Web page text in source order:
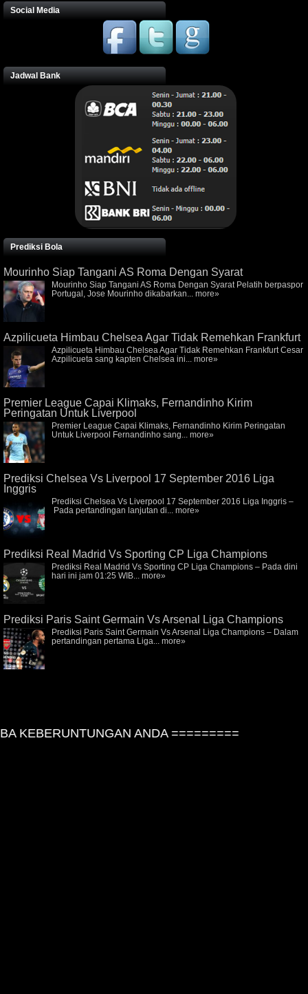
Social Media
Jadwal Bank
Prediksi Bola
Mourinho Siap Tangani AS Roma Dengan Syarat
Mourinho Siap Tangani AS Roma Dengan Syarat Pelatih berpaspor
Portugal, Jose Mourinho dikabarkan... more»
Azpilicueta Himbau Chelsea Agar Tidak Remehkan Frankfurt
Azpilicueta Himbau Chelsea Agar Tidak Remehkan Frankfurt Cesar
Azpilicueta sang kapten Chelsea ini... more»
Premier League Capai Klimaks, Fernandinho Kirim
Peringatan Untuk Liverpool
Premier League Capai Klimaks, Fernandinho Kirim Peringatan
Untuk Liverpool Fernandinho sang... more»
Prediksi Chelsea Vs Liverpool 17 September 2016 Liga
Inggris
Prediksi Chelsea Vs Liverpool 17 September 2016 Liga Inggris –
Pada pertandingan lanjutan di... more»
Prediksi Real Madrid Vs Sporting CP Liga Champions
Prediksi Real Madrid Vs Sporting CP Liga Champions – Pada dini
hari ini jam 01:25 WIB... more»
Prediksi Paris Saint Germain Vs Arsenal Liga Champions
Prediksi Paris Saint Germain Vs Arsenal Liga Champions – Dalam
pertandingan pertama Liga... more»
ANDA =========